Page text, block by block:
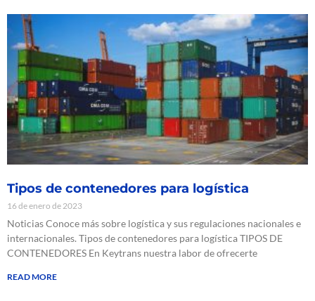
Tipos de contenedores para logística
16 de enero de 2023
Noticias Conoce más sobre logística y sus regulaciones nacionales e
internacionales. Tipos de contenedores para logística TIPOS DE
CONTENEDORES En Keytrans nuestra labor de ofrecerte
READ MORE